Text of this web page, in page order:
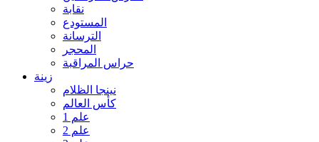
نقابة
المستودع
الترسانة
المحجر
حراس المراقبة
زينة
نينجا الظلام
كأس العالم
علم 1
علم 2